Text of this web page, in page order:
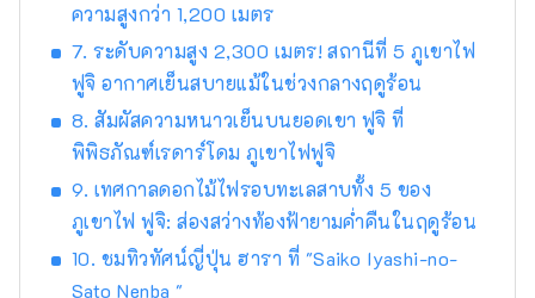
โออิชิ ฤดูใบไม้ร่วงสามารถชมความงดงามของ
ใบไม้เปลี่ยนสีที่ทางเดินโมมิจิริมทะเลสาบคาวากุจิ
โกะ และฤดูหนาวสามารถเล่นสกีและสโนว์บอร์ด
พร้อมชมวิวภูเขาไฟฟูจิอันยิ่งใหญ่ได้ที่ Fujiten
Snow Resort ปัจจุบันกิจกรรมกลางแจ้ง เช่น
การเดินป่า การปั่นจักรยาน และการตั้งแคมป์
ท่ามกลางธรรมชาติอันงดงามของภูเขาไฟฟูจิ ได้
รับความนิยมเพิ่มขึ้นอย่างมาก บริษัทของเราซึ่ง
ตั้งอยู่ในพื้นที่ทะเลสาบคาวากุจิโกะบริเวณเชิงเขา
ทางตอนเหนือของภูเขาไฟฟูจิ ดำเนินธุรกิจและ
สถานที่ท่องเที่ยวต่าง ๆ ได้แก่ “Fuji Subaru
ความสูงกว่า 1,200 เมตร
7. ระดับความสูง 2,300 เมตร! สถานีที่ 5 ภูเขาไฟ
ฟูจิ อากาศเย็นสบายแม้ในช่วงกลางฤดูร้อน
8. สัมผัสความหนาวเย็นบนยอดเขา ฟูจิ ที่
พิพิธภัณฑ์เรดาร์โดม ภูเขาไฟฟูจิ
9. เทศกาลดอกไม้ไฟรอบทะเลสาบทั้ง 5 ของ
ภูเขาไฟ ฟูจิ: ส่องสว่างท้องฟ้ายามค่ำคืนในฤดูร้อน
10. ชมทิวทัศน์ญี่ปุ่น ฮารา ที่ "Saiko Iyashi-no-
Sato Nenba "